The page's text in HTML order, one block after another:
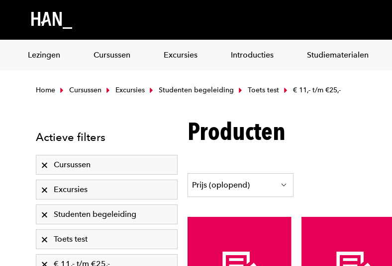
Lezingen Cursussen Excursies Introducties Studiematerialen
Home Cursussen Excursies Studenten begeleiding Toets test € 11,- t/m €25,-
Actieve filters
Cursussen
Excursies
Studenten begeleiding
Toets test
€ 11,- t/m €25,-
Producten